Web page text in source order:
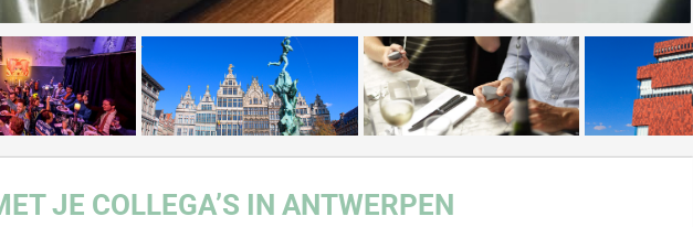
JE COLLEGA’S IN ANTWERPEN